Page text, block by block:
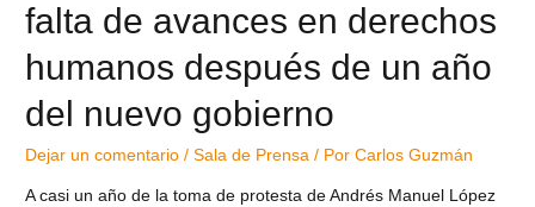
falta de avances en derechos
humanos después de un año
del nuevo gobierno
Dejar un comentario /Sala de Prensa / PorCarlos Guzmán
A casi un año de la toma de protesta de Andrés Manuel López